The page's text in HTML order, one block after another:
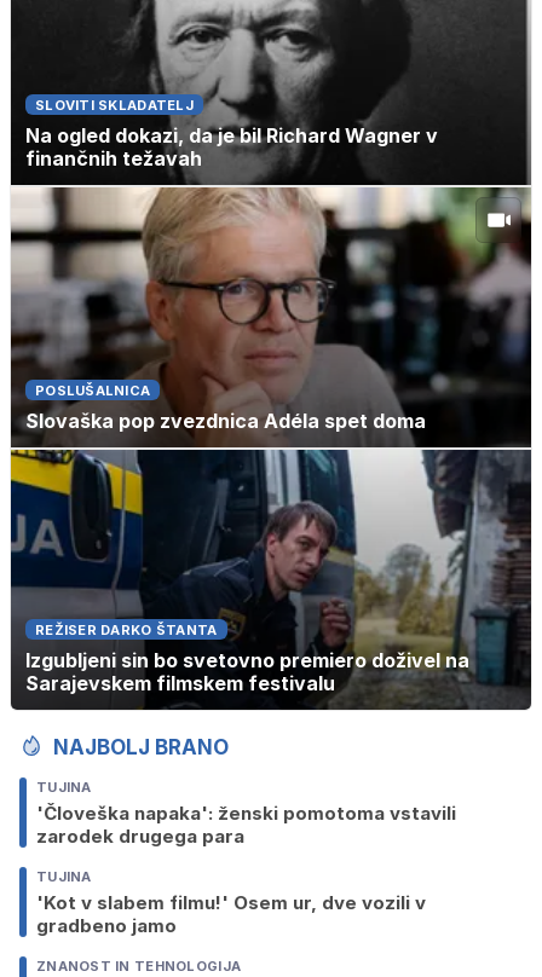
SLOVITI SKLADATELJ
Na ogled dokazi, da je bil Richard Wagner v
finančnih težavah
POSLUŠALNICA
Slovaška pop zvezdnica Adéla spet doma
REŽISER DARKO ŠTANTA
Izgubljeni sin bo svetovno premiero doživel na
Sarajevskem filmskem festivalu
NAJBOLJ BRANO
TUJINA
'Človeška napaka': ženski pomotoma vstavili
zarodek drugega para
TUJINA
'Kot v slabem filmu!' Osem ur, dve vozili v
gradbeno jamo
ZNANOST IN TEHNOLOGIJA